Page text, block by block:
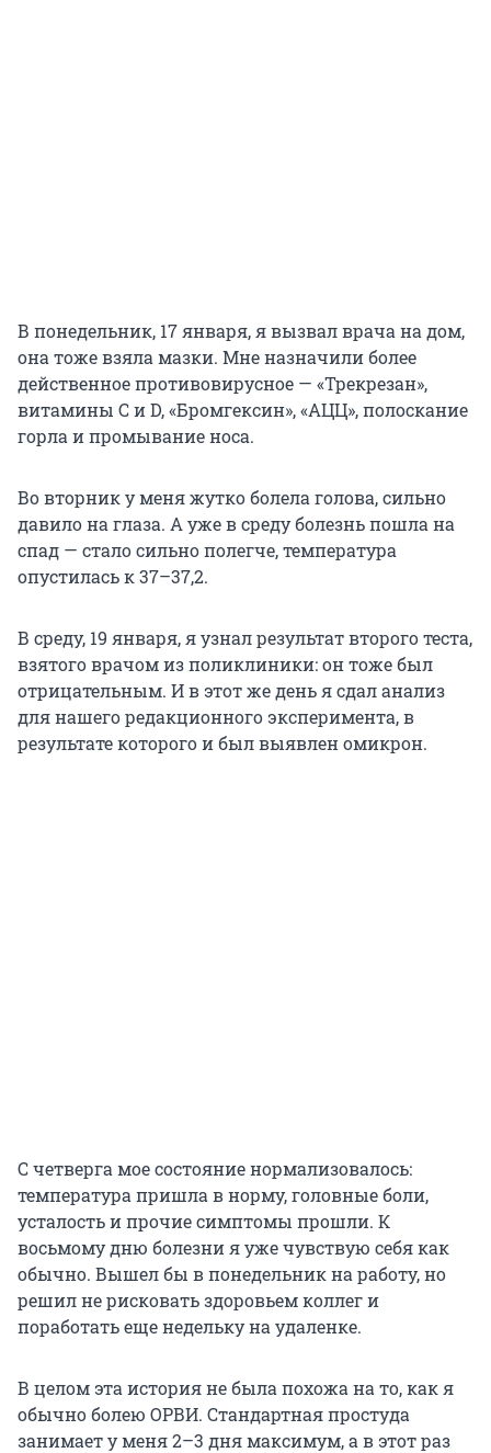
В понедельник, 17 января, я вызвал врача на дом,
она тоже взяла мазки. Мне назначили более
действенное противовирусное — «Трекрезан»,
витамины С и D, «Бромгексин», «АЦЦ», полоскание
горла и промывание носа.
Во вторник у меня жутко болела голова, сильно
давило на глаза. А уже в среду болезнь пошла на
спад — стало сильно полегче, температура
опустилась к 37–37,2.
В среду, 19 января, я узнал результат второго теста,
взятого врачом из поликлиники: он тоже был
отрицательным. И в этот же день я сдал анализ
для нашего редакционного эксперимента, в
результате которого и был выявлен омикрон.
С четверга мое состояние нормализовалось:
температура пришла в норму, головные боли,
усталость и прочие симптомы прошли. К
восьмому дню болезни я уже чувствую себя как
обычно. Вышел бы в понедельник на работу, но
решил не рисковать здоровьем коллег и
поработать еще недельку на удаленке.
В целом эта история не была похожа на то, как я
обычно болею ОРВИ. Стандартная простуда
занимает у меня 2–3 дня максимум, а в этот раз